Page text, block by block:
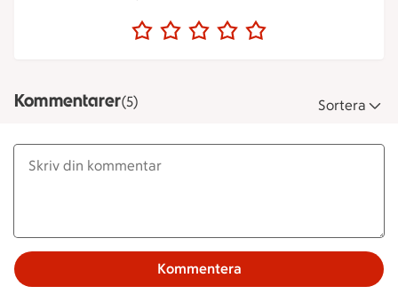
Kommentarer(5) Sortera
Kommentera